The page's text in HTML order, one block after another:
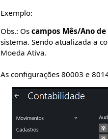
Exemplo:
Obs.: Oscampos Mês/Ano
sistema. Sendo atualizada a
Moeda Ativa.
As configurações 80003 e